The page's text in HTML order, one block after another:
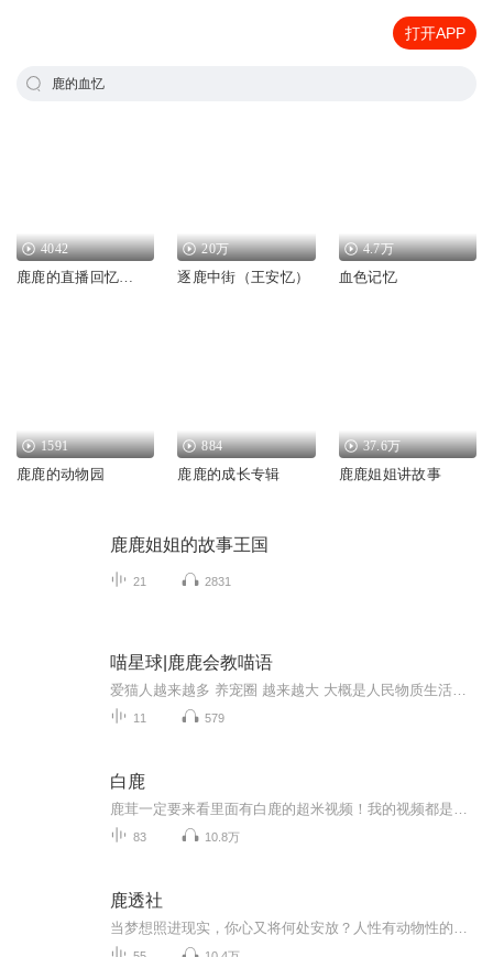
打开APP
鹿的血忆
4042
鹿鹿的直播回忆…
20万
逐鹿中街（王安忆）
4.7万
血色记忆
1591
鹿鹿的动物园
884
鹿鹿的成长专辑
37.6万
鹿鹿姐姐讲故事
鹿鹿姐姐的故事王国
21 2831
喵星球|鹿鹿会教喵语
11 579
白鹿
83 10.8万
鹿透社